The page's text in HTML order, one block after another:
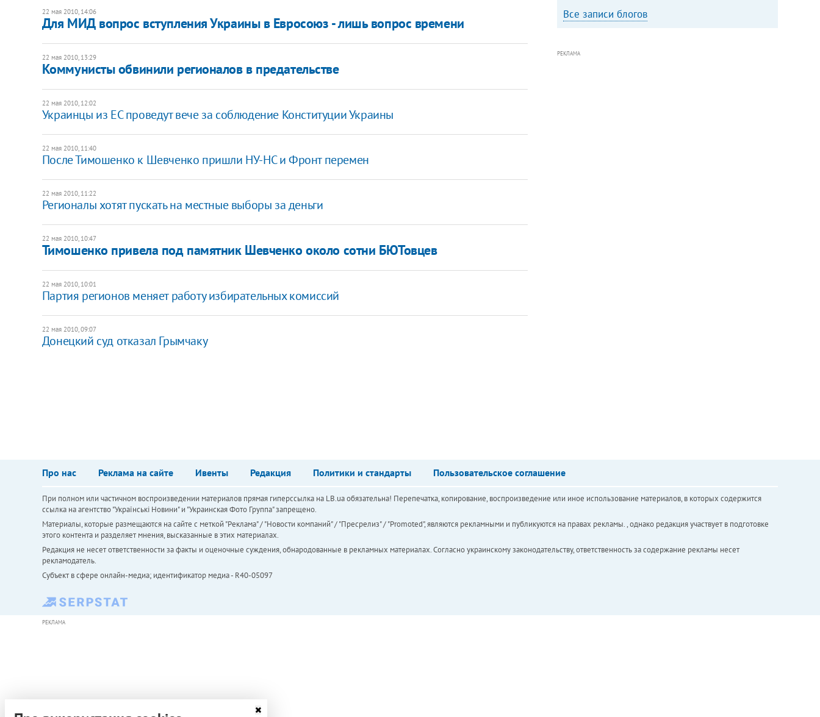
22 мая 2010, 14:06
Для МИД вопрос вступления Украины в Евросоюз - лишь вопрос времени
22 мая 2010, 13:29
Коммунисты обвинили регионалов в предательстве
22 мая 2010, 12:02
Украинцы из ЕС проведут вече за соблюдение Конституции Украины
22 мая 2010, 11:40
После Тимошенко к Шевченко пришли НУ-НС и Фронт перемен
22 мая 2010, 11:22
Регионалы хотят пускать на местные выборы за деньги
22 мая 2010, 10:47
Тимошенко привела под памятник Шевченко около сотни БЮТовцев
22 мая 2010, 10:01
Партия регионов меняет работу избирательных комиссий
22 мая 2010, 09:07
Донецкий суд отказал Грымчаку
Все записи блогов
РЕКЛАМА
Про нас Реклама на сайте Ивенты Редакция Политики и стандарты Пользовательское соглашение
При полном или частичном воспроизведении материалов прямая гиперссылка на LB.ua обязательна! Перепечатка, копирование, воспроизведение или иное использование материалов, в которых содержится
ссылка на агентство "Українськi Новини" и "Украинская Фото Группа" запрещено.
Материалы, которые размещаются на сайте с меткой "Реклама" / "Новости компаний" / "Пресрелиз" / "Promoted", являются рекламными и публикуются на правах рекламы. , однако редакция участвует в подготовке
этого контента и разделяет мнения, высказанные в этих материалах.
Редакция не несет ответственности за факты и оценочные суждения, обнародованные в рекламных материалах. Согласно украинскому законодательству, ответственность за содержание рекламы несет
рекламодатель.
Субъект в сфере онлайн-медиа; идентификатор медиа - R40-05097
РЕКЛАМА